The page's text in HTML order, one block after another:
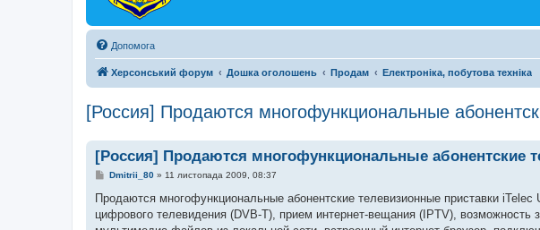
Допомога
Херсонський форум Дошка оголошень Продам Електроніка, побутова техніка
[Россия] Продаются многофункциональные
[Россия] Продаются многофункциональные абонентские
П
в
д
о
Dmitrii_80» 11 листопада 2009, 08:37
Продаются многофункциональные абонентские телевизионные приставки
цифрового телевидения (DVB-T), прием интернет-вещания (IPTV),